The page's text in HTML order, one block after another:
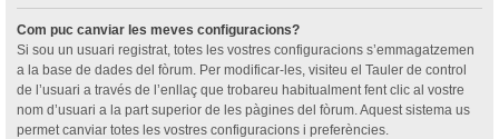
Com puc canviar les meves configuracions?
Si sou un usuari registrat, totes les vostres configuracions s’emmagatzemen
a la base de dades del fòrum. Per modificar-les, visiteu el Tauler de control
de l’usuari a través de l’enllaç que trobareu habitualment fent clic al vostre
nom d’usuari a la part superior de les pàgines del fòrum. Aquest sistema us
permet canviar totes les vostres configuracions i preferències.